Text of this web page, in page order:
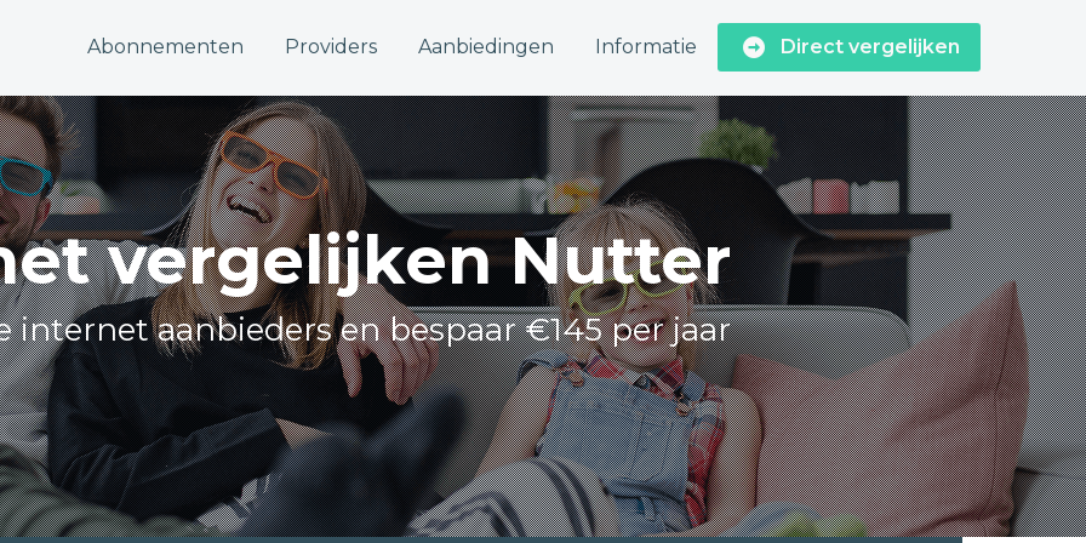
Abonnementen Providers Aanbiedingen Informatie Direct vergelijken
vergelijken Nutter
internet aanbieders en bespaar €145 per jaar